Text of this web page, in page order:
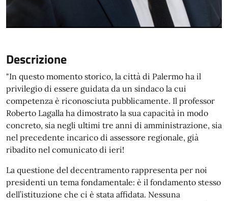
Descrizione
"In questo momento storico, la città di Palermo ha il
privilegio di essere guidata da un sindaco la cui
competenza è riconosciuta pubblicamente. Il professor
Roberto Lagalla ha dimostrato la sua capacità in modo
concreto, sia negli ultimi tre anni di amministrazione, sia
nel precedente incarico di assessore regionale, già
ribadito nel comunicato di ieri!
La questione del decentramento rappresenta per noi
presidenti un tema fondamentale: è il fondamento stesso
dell’istituzione che ci è stata affidata. Nessuna